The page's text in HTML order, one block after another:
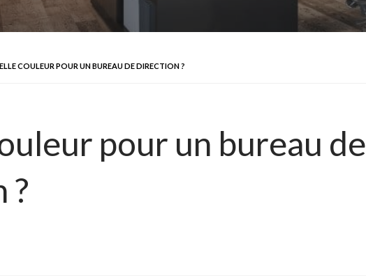
COULEUR POUR UN BUREAU DE DIRECTION ?
pour un bureau de
?